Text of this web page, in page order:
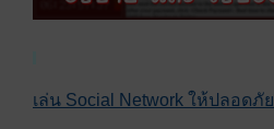
เล่น Social Network ให้ปลอดภัย